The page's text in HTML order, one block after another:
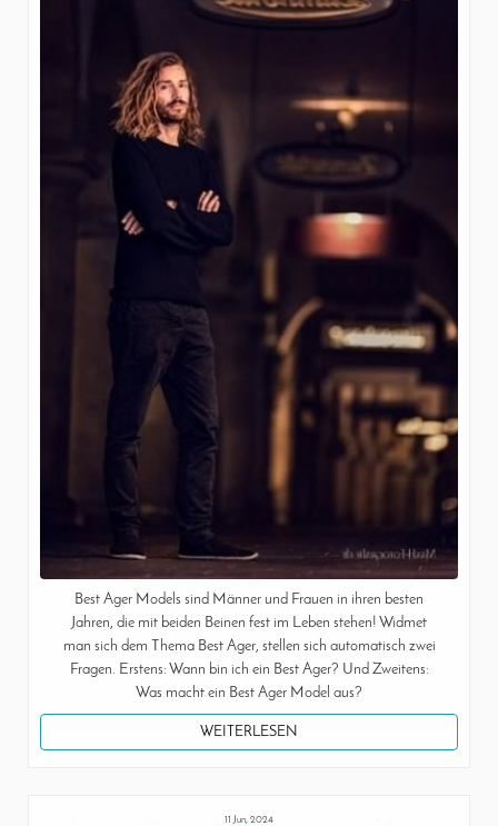
Best Ager Models sind Männer und Frauen in ihren besten
Jahren, die mit beiden Beinen fest im Leben stehen! Widmet
man sich dem Thema Best Ager, stellen sich automatisch zwei
Fragen. Erstens: Wann bin ich ein Best Ager? Und Zweitens:
Was macht ein Best Ager Model aus?
WEITERLESEN
11 Jun, 2024